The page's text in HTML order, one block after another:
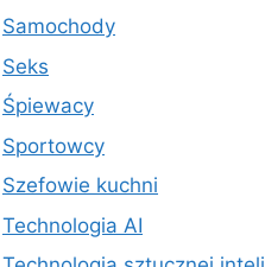
Samochody
Seks
Śpiewacy
Sportowcy
Szefowie kuchni
Technologia AI